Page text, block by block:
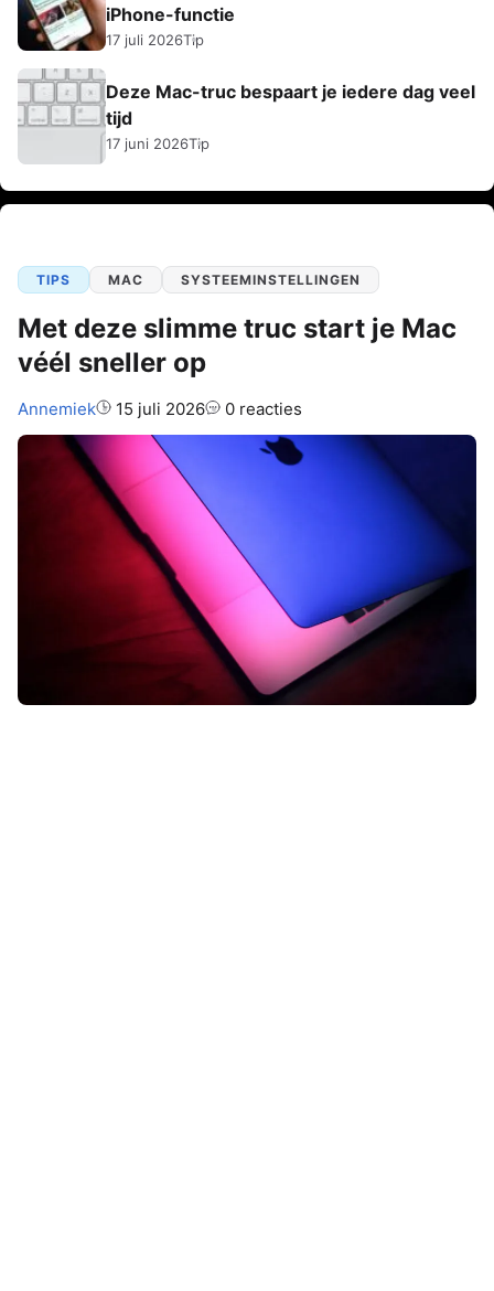
iPhone-functie
17 juli 2026Tip
Deze Mac-truc bespaart je iedere dag veel
tijd
17 juni 2026Tip
TIPS MAC SYSTEEMINSTELLINGEN
Met deze slimme truc start je Mac
véél sneller op
Auteur:
Annemiek 15 juli 2026 0 reacties